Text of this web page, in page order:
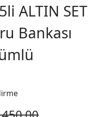
ALTIN SET
Bankası